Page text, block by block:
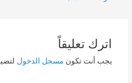
اترك تعليقاً
يجب أنت تكون مسجل الدخول